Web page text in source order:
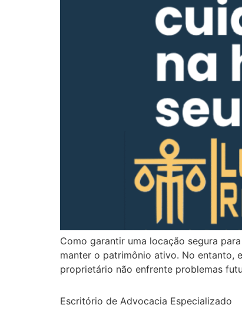
Como garantir uma locação segura
manter o patrimônio ativo. No entanto,
proprietário não enfrente problemas
Escritório de Advocacia Especializado